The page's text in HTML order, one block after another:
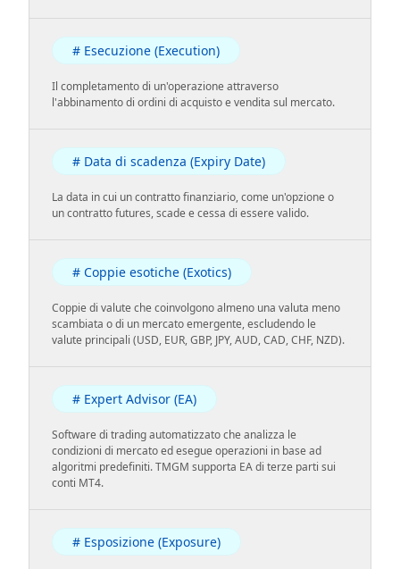
# Esecuzione (Execution)
Il completamento di un'operazione attraverso
l'abbinamento di ordini di acquisto e vendita sul mercato.
# Data di scadenza (Expiry Date)
La data in cui un contratto finanziario, come un'opzione o
un contratto futures, scade e cessa di essere valido.
# Coppie esotiche (Exotics)
Coppie di valute che coinvolgono almeno una valuta meno
scambiata o di un mercato emergente, escludendo le
valute principali (USD, EUR, GBP, JPY, AUD, CAD, CHF, NZD).
# Expert Advisor (EA)
Software di trading automatizzato che analizza le
condizioni di mercato ed esegue operazioni in base ad
algoritmi predefiniti. TMGM supporta EA di terze parti sui
conti MT4.
# Esposizione (Exposure)